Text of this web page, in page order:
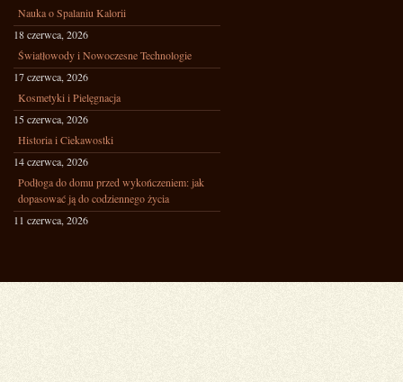
Nauka o Spalaniu Kalorii
18 czerwca, 2026
Światłowody i Nowoczesne Technologie
17 czerwca, 2026
Kosmetyki i Pielęgnacja
15 czerwca, 2026
Historia i Ciekawostki
14 czerwca, 2026
Podłoga do domu przed wykończeniem: jak
dopasować ją do codziennego życia
11 czerwca, 2026